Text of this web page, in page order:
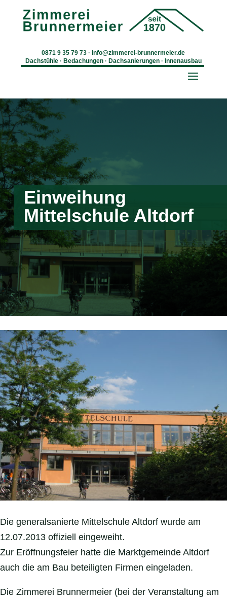
0871 9 35 79 73 ·info@zimmerei-brunnermeier.de
Dachstühle · Bedachungen · Dachsanierungen · Innenausbau
Einweihung
Mittelschule Altdorf
Die generalsanierte Mittelschule Altdorf wurde am
12.07.2013 offiziell eingeweiht.
Zur Eröffnungsfeier hatte die Marktgemeinde Altdorf
auch die am Bau beteiligten Firmen eingeladen.
Die Zimmerei Brunnermeier (bei der Veranstaltung am